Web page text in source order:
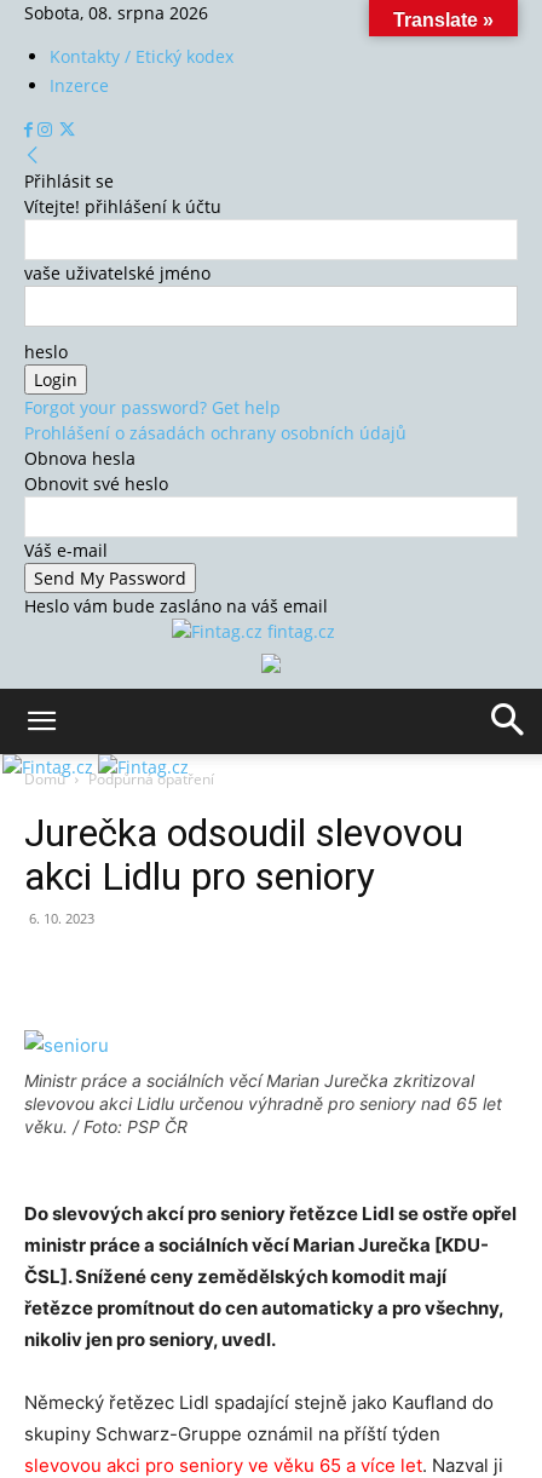
Sobota, 08. srpna 2026
Kontakty / Etický kodex
Inzerce
Přihlásit se
Vítejte! přihlášení k účtu
vaše uživatelské jméno
heslo
Forgot your password? Get help
Prohlášení o zásadách ochrany osobních údajů
Obnova hesla
Obnovit své heslo
Váš e-mail
Heslo vám bude zasláno na váš email
fintag.cz
Domů Podpůrná opatření
Jurečka odsoudil slevovou
akci Lidlu pro seniory
6. 10. 2023
Ministr práce a sociálních věcí Marian Jurečka zkritizoval
slevovou akci Lidlu určenou výhradně pro seniory nad 65 let
věku. / Foto: PSP ČR
Do slevových akcí pro seniory řetězce Lidl se ostře opřel
ministr práce a sociálních věcí Marian Jurečka [KDU-
ČSL]. Snížené ceny zemědělských komodit mají
řetězce promítnout do cen automaticky a pro všechny,
nikoliv jen pro seniory, uvedl.
Německý řetězec Lidl spadající stejně jako Kaufland do
skupiny Schwarz-Gruppe oznámil na příští týden
slevovou akci pro seniory ve věku 65 a více let. Nazval ji
Translate »